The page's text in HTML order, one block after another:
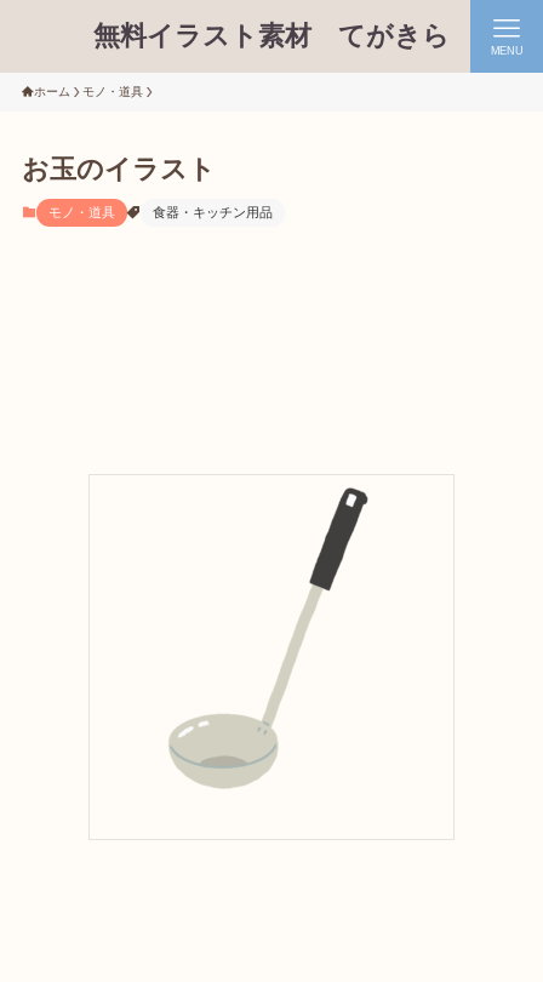
無料イラスト素材 てがきら MENU
ホーム モノ・道具
お玉のイラスト
モノ・道具 食器・キッチン用品